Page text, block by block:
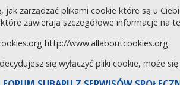
jak zarządzać plikami cookie które są u
zawierają szczegółowe informacje na
http://www.allaboutcookies.org
się wyłączyć pliki cookie, może